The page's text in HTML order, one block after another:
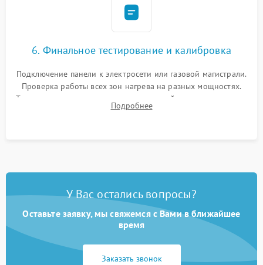
6. Финальное тестирование и калибровка
Подключение панели к электросети или газовой магистрали.
Проверка работы всех зон нагрева на разных мощностях.
Тестирование сенсорного управления, таймера, индикаторов
остаточного тепла и систем защиты от перегрева.
Подробнее
У Вас остались вопросы?
Оставьте заявку, мы свяжемся с Вами в ближайшее
время
Заказать звонок